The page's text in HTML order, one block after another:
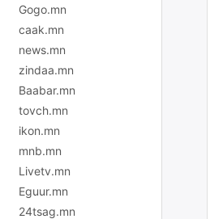
Gogo.mn
caak.mn
news.mn
zindaa.mn
Baabar.mn
tovch.mn
ikon.mn
mnb.mn
Livetv.mn
Eguur.mn
24tsag.mn